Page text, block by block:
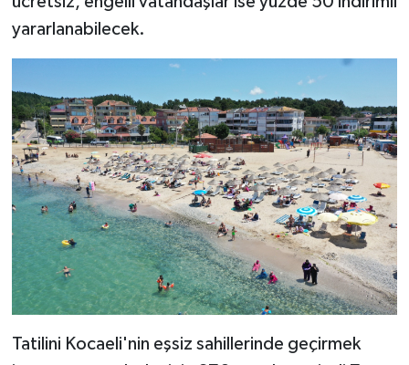
yararlanabilecek.
Tatilini Kocaeli'nin eşsiz sahillerinde geçirmek